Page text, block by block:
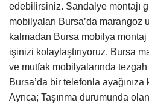
edebilirsiniz. Sandalye montajı
mobilyaları Bursa’da marangoz
kalmadan Bursa mobilya montaj
işinizi kolaylaştırıyoruz. Bursa
ve mutfak mobilyalarında
Bursa’da bir telefonla
Ayrıca; Taşınma durumunda